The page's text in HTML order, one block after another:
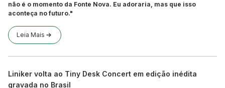
não é o momento da Fonte Nova. Eu adoraria, mas que isso
aconteça no futuro."
Leia Mais
Liniker volta ao Tiny Desk Concert em edição inédita
gravada no Brasil